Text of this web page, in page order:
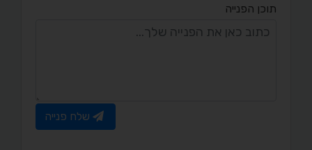
תוכן הפנייה
שלח פנייה